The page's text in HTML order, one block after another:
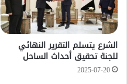
الشرع يتسلم التقرير النهائي
للجنة تحقيق أحداث الساحل
2025-07-20